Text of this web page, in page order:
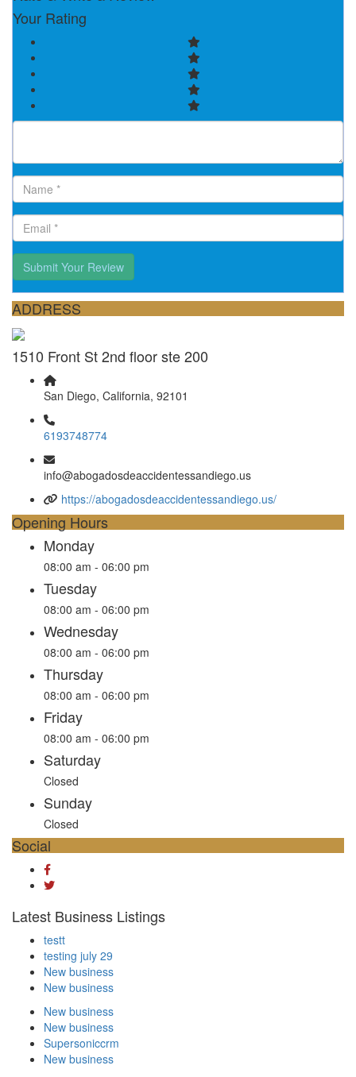
Your Rating
Submit Your Review
ADDRESS
1510 Front St 2nd floor ste 200
San Diego, California, 92101
6193748774
info@abogadosdeaccidentessandiego.us
https://abogadosdeaccidentessandiego.us/
Opening Hours
Monday
08:00 am - 06:00 pm
Tuesday
08:00 am - 06:00 pm
Wednesday
08:00 am - 06:00 pm
Thursday
08:00 am - 06:00 pm
Friday
08:00 am - 06:00 pm
Saturday
Closed
Sunday
Closed
Social
Latest Business Listings
testt
testing july 29
New business
New business
New business
New business
Supersoniccrm
New business